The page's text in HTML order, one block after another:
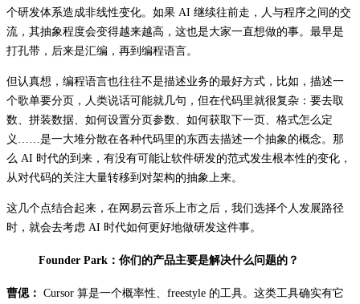
个研发体系造成非线性变化。如果 AI 继续往前走，人与程序之间的交
流，其抽象程度会变得越来越高，这也是大家一直想做的事。最早是
打孔带，后来是汇编，再到编程语言。
但认真想，编程语言也往往不是描述业务的最好方式，比如，描述一
个歌单要分页，人类说话可能就几句，但在代码里就很复杂：要去取
数、拼装数据、如何设置分页参数、如何获取下一页、格式怎么定
义……是一大堆分散在各种代码里的东西去描述一个抽象的概念。那
么 AI 时代的到来，有没有可能让软件研发的范式发生根本性的变化，
从对代码的关注大量转移到对架构的抽象上来。
这几个点结合起来，在网易云音乐上市之后，我们选择个人发展路径
时，就会去考虑 AI 时代如何更好地做研发这件事。
Founder Park：你们的产品主要是解决什么问题的？
曹偲： Cursor 算是一个概率性、freestyle 的工具。这类工具确实有它